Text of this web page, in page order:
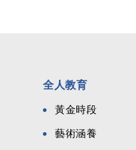
全人教育
黃金時段
藝術涵養